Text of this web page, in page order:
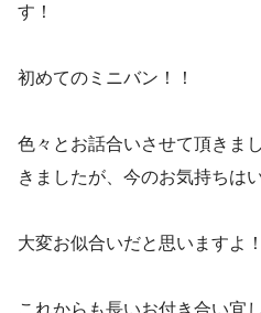
す！
初めてのミニバン！！
色々とお話合いさせて頂きま
きましたが、今のお気持ちは
大変お似合いだと思いますよ！
これからも長いお付き合い宜